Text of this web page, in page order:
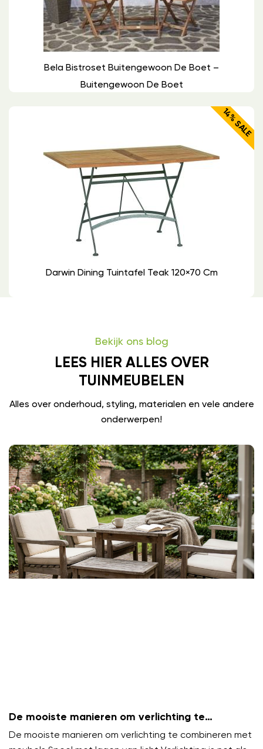
Bela Bistroset Buitengewoon De Boet –
Buitengewoon De Boet
14% SALE
Darwin Dining Tuintafel Teak 120×70 Cm
Bekijk ons blog
LEES HIER ALLES OVER
TUINMEUBELEN
Alles over onderhoud, styling, materialen en vele andere
onderwerpen!
De mooiste manieren om verlichting te
combineren met meubels
De mooiste manieren om verlichting te combineren met